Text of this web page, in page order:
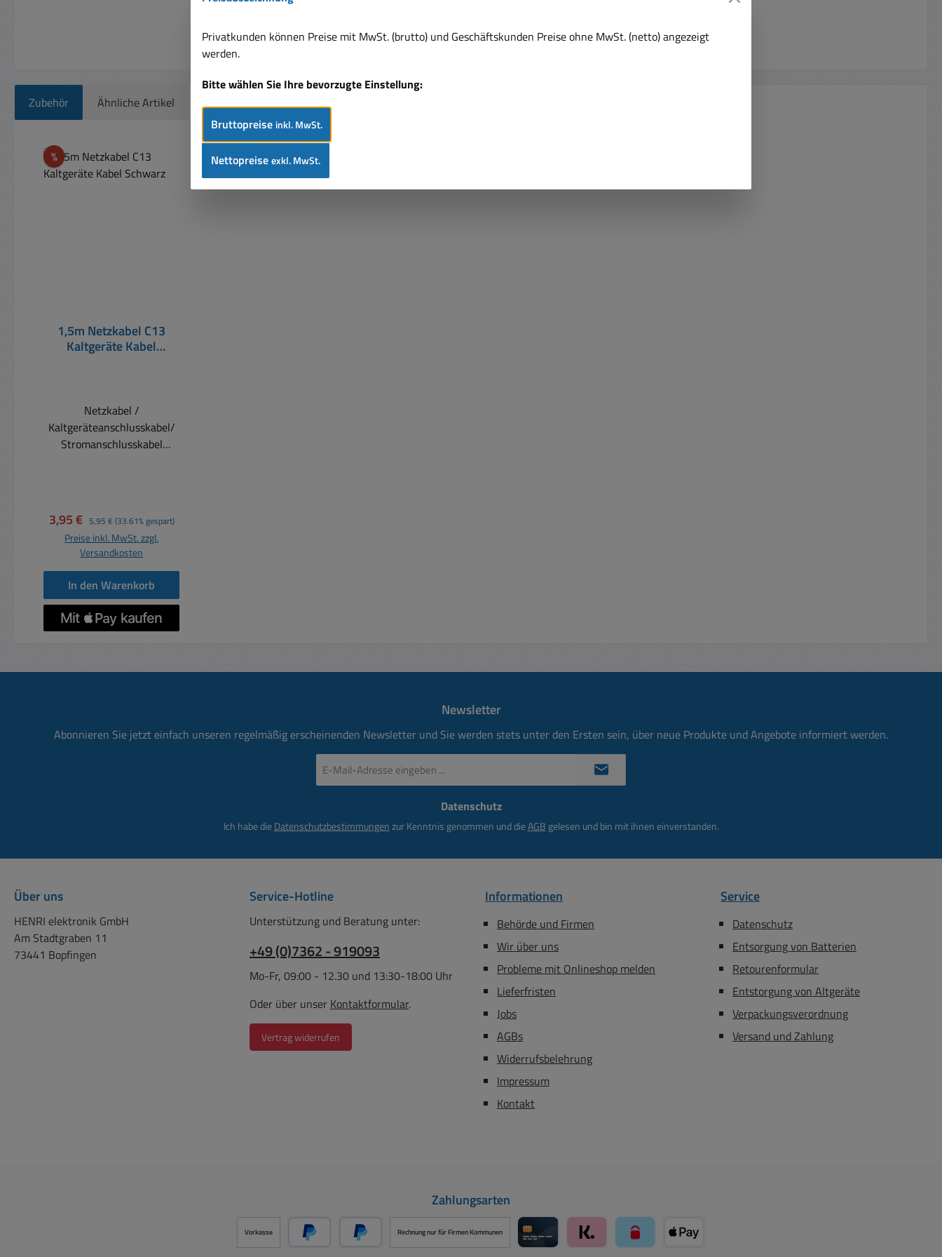
Zubehör Ähnliche Artikel
Produktgalerie überspringen
%Rabatt
1,5m Netzkabel C13
Kaltgeräte Kabel
Netzkabel /
Kaltgeräteanschlusskabel/
Stromanschlusskabel
10/16A Leiterquerschnitt 3
x 0,75qmm Kabeltyp: H05VV
3x0,75qmm Kabelfarbe:
Schwarz Gewicht: 0,19kg
Verkaufspreis:
3,95 € Regulärer Preis:
5,95 € (33.61% gespart)
Preise inkl. MwSt. zzgl.
Versandkosten
In den Warenkorb
Newsletter
Abonnieren Sie jetzt einfach unseren regelmäßig erscheinenden Newsletter und Sie werden stets unter den Ersten sein, über neue Produkte und Angebote informiert werden.
Mail-
Datenschutz
Ich habe dieDatenschutzbestimmungenzur Kenntnis genommen und dieAGB gelesen und bin mit ihnen einverstanden.
Über uns
HENRI elektronik GmbH
Am Stadtgraben 11
73441 Bopfingen
Service-Hotline
Unterstützung und Beratung unter:
+49 (0)7362 - 919093
Mo-Fr, 09:00 - 12.30 und 13:30-18:00 Uhr
Oder über unser Kontaktformular.
Vertrag widerrufen
Informationen
Behörde und Firmen
Wir über uns
Probleme mit Onlineshop melden
Lieferfristen
Jobs
AGBs
Widerrufsbelehrung
Impressum
Kontakt
Service
Datenschutz
Entsorgung von Batterien
Retourenformular
Entstorgung von Altgeräte
Verpackungsverordnung
Versand und Zahlung
Zahlungsarten
Vorkasse Rechnung nur für Firmen Kommunen
Privatkunden können Preise mit MwSt. (brutto) und Geschäftskunden Preise ohne MwSt. (netto) angezeigt
werden.
Bitte wählen Sie Ihre bevorzugte Einstellung:
Bruttopreise inkl. MwSt.
Nettopreiseexkl. MwSt.